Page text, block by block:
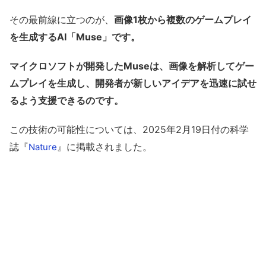
その最前線に立つのが、 画像1枚から複数のゲームプレイ
を生成するAI「Muse」です。
マイクロソフトが開発したMuseは、画像を解析してゲー
ムプレイを生成し、開発者が新しいアイデアを迅速に試せ
るよう支援できるのです。
この技術の可能性については、2025年2月19日付の科学
誌『Nature 』に掲載されました。